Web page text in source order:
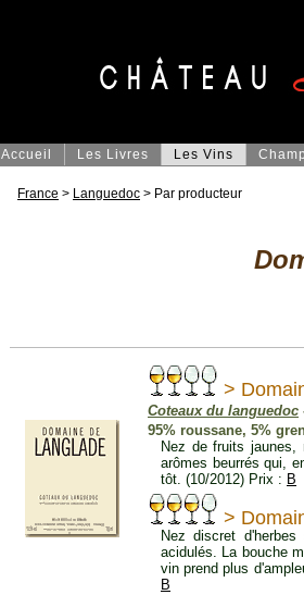
Accueil Les Livres Les Vins
France > Languedoc > Par producteur
>
Coteaux du languedoc
95% roussane, 5%
Nez de fruits jaunes,
arômes beurrés qui,
tôt. (10/2012) Prix : B
>
Nez discret
acidulés. La bouche
vin prend plus
B